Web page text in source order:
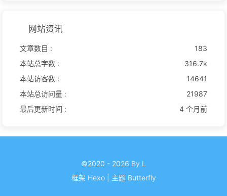
网站资讯
文章数目 :
183
本站总字数 :
316.7k
本站访客数 :
14641
本站总访问量 :
21987
最后更新时间 :
4 个月前
©2020 - 2026 By L
框架 Hexo 主题 Butterfly